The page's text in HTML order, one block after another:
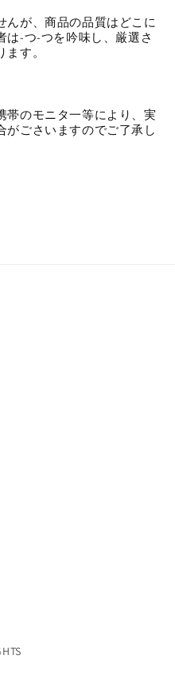
んが、商品の品質はどこに
は-つ-つを吟味し、厳選さ
す。
帯のモニタ一等により、実
がごさいますのでご了承し